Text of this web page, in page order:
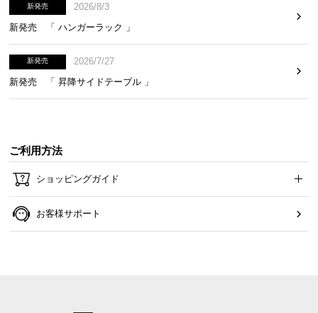
風合い豊かなウッド調
シンプルなデザインに映える美しい木目柄。木の風
合いが感じられる表情豊かな仕上がりです。
新発売
2026/8/3
新発売 「 ハンガーラック 」
新発売
2026/7/27
新発売 「 昇降サイドテーブル 」
ご利用方法
ショッピングガイド
お客様サポート